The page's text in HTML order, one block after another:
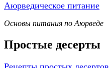
Аюрведическое питание
Основы питания по Аюрведе
Простые десерты